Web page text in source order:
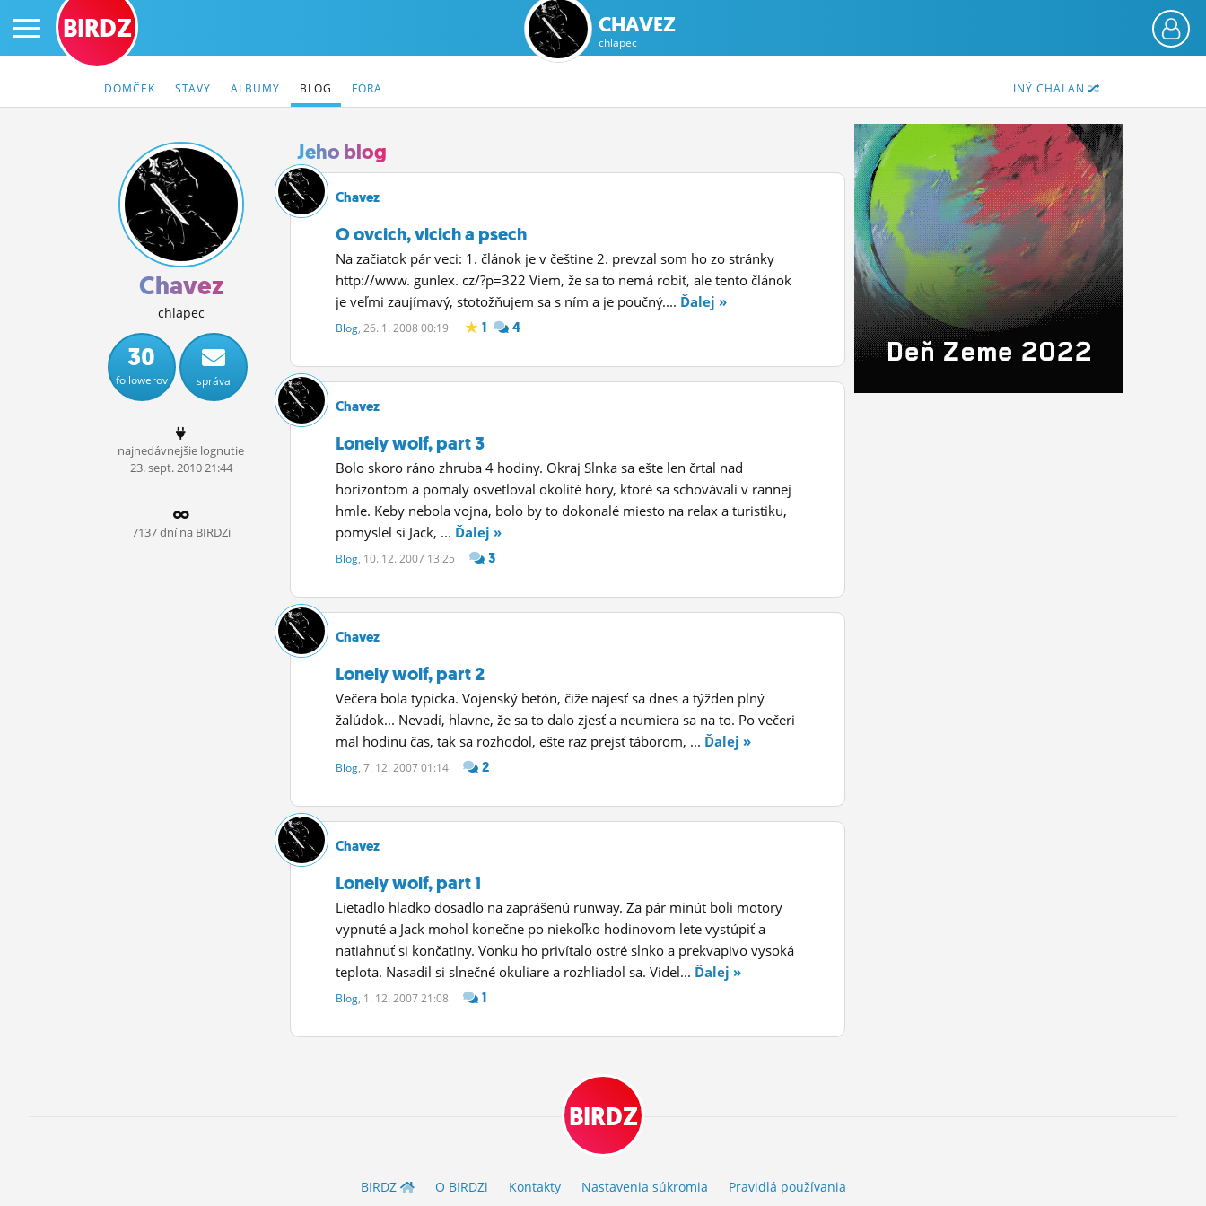
PRIHLÁS SA
ČINŽIAK
BLOGY
OBRÁZKY
MÔJ PROFIL
ROLETA
BIRDZ CHAVEZ
chlapec
INÝ CHALAN
DOMČEK STAVY ALBUMY BLOG FÓRA
Chavez
chlapec
30
followerov správa
najnedávnejšie lognutie
23.sept.2010 21:44
7137 dní na BIRDZi
Jeho blog
Chavez
O ovcich, vlcich a psech
Na začiatok pár veci: 1. článok je v češtine 2. prevzal som ho zo stránky
http://www. gunlex. cz/?p=322 Viem, že sa to nemá robiť, ale tento článok
je veľmi zaujímavý, stotožňujem sa s ním a je poučný.... Ďalej »
Blog, 26. 1. 2008 00:19 1 4
Chavez
Lonely wolf, part 3
Bolo skoro ráno zhruba 4 hodiny. Okraj Slnka sa ešte len črtal nad
horizontom a pomaly osvetloval okolité hory, ktoré sa schovávali v rannej
hmle. Keby nebola vojna, bolo by to dokonalé miesto na relax a turistiku,
pomyslel si Jack, ... Ďalej »
Blog, 10. 12. 2007 13:25 3
Chavez
Lonely wolf, part 2
Večera bola typicka. Vojenský betón, čiže najesť sa dnes a týžden plný
žalúdok... Nevadí, hlavne, že sa to dalo zjesť a neumiera sa na to. Po večeri
mal hodinu čas, tak sa rozhodol, ešte raz prejsť táborom, ... Ďalej »
Blog, 7. 12. 2007 01:14 2
Chavez
Lonely wolf, part 1
Lietadlo hladko dosadlo na zaprášenú runway. Za pár minút boli motory
vypnuté a Jack mohol konečne po niekoľko hodinovom lete vystúpiť a
natiahnuť si končatiny. Vonku ho privítalo ostré slnko a prekvapivo vysoká
teplota. Nasadil si slnečné okuliare a rozhliadol sa. Videl... Ďalej »
Blog, 1. 12. 2007 21:08 1
BIRDZ
BIRDZ O BIRDZi Kontakty Nastavenia súkromia Pravidlá používania